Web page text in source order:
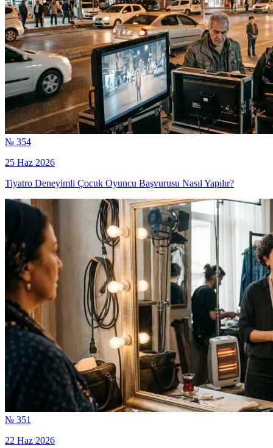
№ 354
25 Haz 2026
Tiyatro Deneyimli Çocuk Oyuncu Başvurusu Nasıl Yapılır?
№ 351
22 Haz 2026